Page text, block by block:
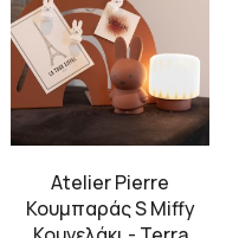
Atelier Pierre
Κουμπαράς S Miffy